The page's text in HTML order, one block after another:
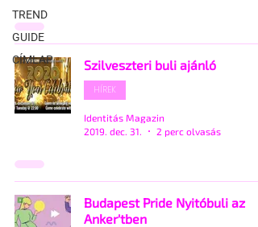
TREND
GUIDE
CÍMLAP
Szilveszteri buli ajánló
HÍREK
Identitás Magazin
2019. dec. 31.
2 perc olvasás
Budapest Pride Nyitóbuli az
Anker'tben